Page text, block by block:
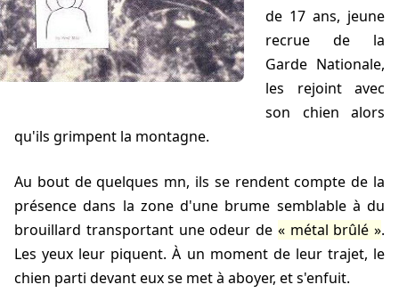
de 17 ans, jeune
recrue de la
Garde Nationale,
les rejoint avec
son chien alors
qu'ils grimpent la montagne.
Au bout de quelques mn, ils se rendent compte de la
présence dans la zone d'une brume semblable à du
brouillard transportant une odeur de
métal brûlé
.
Les yeux leur piquent. À un moment de leur trajet, le
chien parti devant eux se met à aboyer, et s'enfuit.